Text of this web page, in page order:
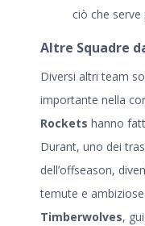
ciò che
Altre Squadre
Diversi altri team
importante nella
Rockets hanno
Durant, uno dei
dell’offseason,
temute e
Timberwolves,